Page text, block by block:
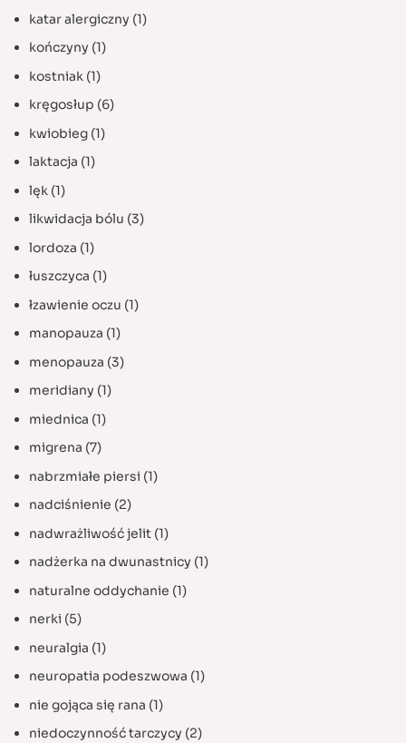
katar alergiczny (1)
kończyny (1)
kostniak(1)
kręgosłup (6)
kwiobieg(1)
laktacja (1)
lęk(1)
likwidacja bólu (3)
lordoza (1)
łuszczyca (1)
łzawienie oczu (1)
manopauza (1)
menopauza (3)
meridiany (1)
miednica (1)
migrena (7)
nabrzmiałe piersi (1)
nadciśnienie (2)
nadwrażliwość jelit(1)
nadżerka na dwunastnicy (1)
naturalne oddychanie (1)
nerki (5)
neuralgia (1)
neuropatia podeszwowa (1)
nie gojąca się rana (1)
niedoczynność tarczycy (2)